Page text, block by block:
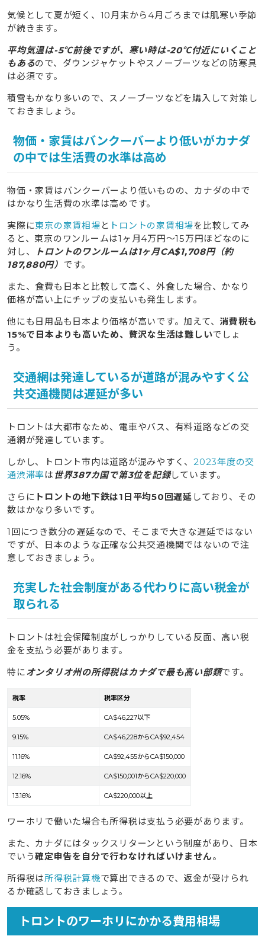
気候として夏が短く、10月末から4月ごろまでは肌寒い季節
が続きます。
平均気温は-5℃前後ですが、寒い時は-20℃付近にいくこと
もあるので、ダウンジャケットやスノーブーツなどの防寒具
は必須です。
積雪もかなり多いので、スノーブーツなどを購入して対策し
ておきましょう。
物価・家賃はバンクーバーより低いがカナダ
の中では生活費の水準は高め
物価・家賃はバンクーバーより低いものの、カナダの中で
はかなり生活費の水準は高めです。
実際に東京の家賃相場 と トロントの家賃相場を比較してみ
ると、東京のワンルームは1ヶ月4万円〜15万円ほどなのに
対し、
トロントのワンルームは1ヶ月CA$1,708円（約
187,880円） です。
また、食費も日本と比較して高く、外食した場合、かなり
価格が高い上にチップの支払いも発生します。
他にも日用品も日本より価格が高いです。加えて、 消費税も
15%で日本よりも高いため、贅沢な生活は難しいでしょ
う。
交通網は発達しているが道路が混みやすく公
共交通機関は遅延が多い
トロントは大都市なため、電車やバス、有料道路などの交
通網が発達しています。
しかし、トロント市内は道路が混みやすく、 2023年度の交
通渋滞率は 世界387カ国で第3位を記録しています。
さらに トロントの地下鉄は1日平均50回遅延 しており、その
数はかなり多いです。
1回につき数分の遅延なので、そこまで大きな遅延ではない
ですが、日本のような正確な公共交通機関ではないので注
意しておきましょう。
充実した社会制度がある代わりに高い税金が
取られる
トロントは社会保障制度がしっかりしている反面、高い税
金を支払う必要があります。
特にオンタリオ州の所得税はカナダで最も高い部類です。
税率 税率区分
5.05% CA$46,227以下
9.15% CA$46,228からCA$92,454
11.16% CA$92,455からCA$150,000
12.16% CA$150,001からCA$220,000
13.16% CA$220,000以上
ワーホリで働いた場合も所得税は支払う必要があります。
また、カナダにはタックスリターンという制度があり、日本
でいう確定申告を自分で行わなければいけません。
所得税は所得税計算機で算出できるので、返金が受けられ
るか確認しておきましょう。
トロントのワーホリにかかる費用相場